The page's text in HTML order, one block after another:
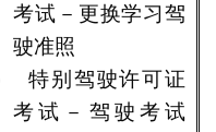
考试－更换学习驾
驶准照
特别驾驶许可证
考试－驾驶考试